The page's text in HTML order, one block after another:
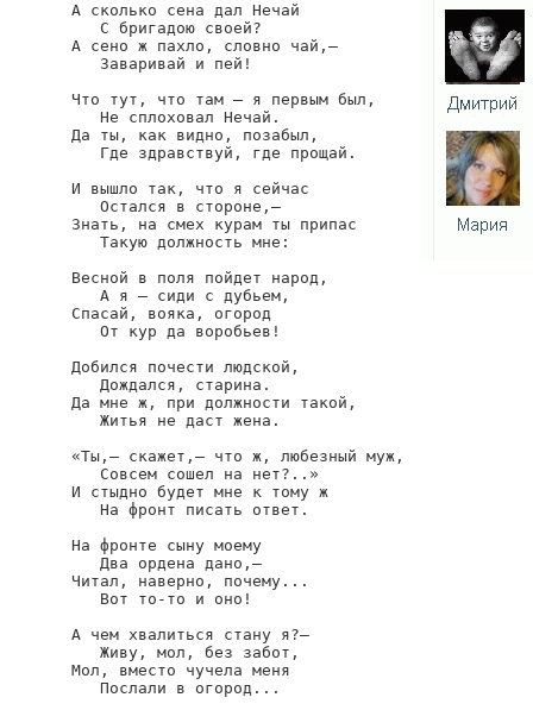
А сколько сена дал Нечай
   С бригадою своей?
А сено ж пахло, словно чай,—
   Заваривай и пей!
Что тут, что там — я первым был,
   Не сплоховал Нечай.
Да ты, как видно, позабыл,
   Где здравствуй, где прощай.
И вышло так, что я сейчас
   Остался в стороне,—
Знать, на смех курам ты припас
   Такую должность мне:
Весной в поля пойдет народ,
   А я — сиди с дубьем,
Спасай, вояка, огород
   От кур да воробьев!
Добился почести людской,
   Дождался, старина.
Да мне ж, при должности такой,
   Житья не даст жена.
«Ты,— скажет,— что ж, любезный муж,
   Совсем сошел на нет?..»
И стыдно будет мне к тому ж
   На фронт писать ответ.
На фронте сыну моему
   Два ордена дано,—
Читал, наверно, почему...
   Вот то-то и оно!
А чем хвалиться стану я?—
   Живу, мол, без забот,
Мол, вместо чучела меня
   Послали в огород...